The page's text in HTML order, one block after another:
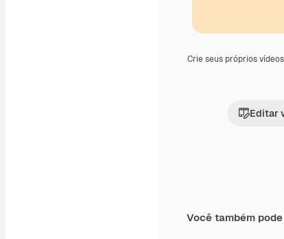
Crie seus próprios
Editar
Você também